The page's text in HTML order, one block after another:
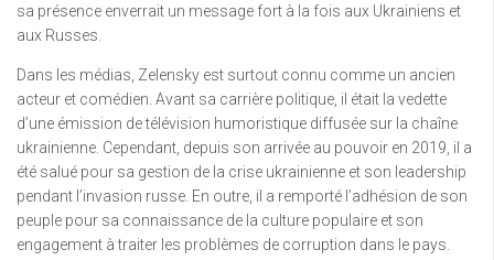
sa présence enverrait un message fort à la fois aux Ukrainiens et
aux Russes.
Dans les médias, Zelensky est surtout connu comme un ancien
acteur et comédien. Avant sa carrière politique, il était la vedette
d’une émission de télévision humoristique diffusée sur la chaîne
ukrainienne. Cependant, depuis son arrivée au pouvoir en 2019, il a
été salué pour sa gestion de la crise ukrainienne et son leadership
pendant l’invasion russe. En outre, il a remporté l’adhésion de son
peuple pour sa connaissance de la culture populaire et son
engagement à traiter les problèmes de corruption dans le pays.